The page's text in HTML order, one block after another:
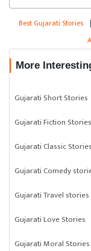
Best Gujarati Stories |
More
Gujarati Short Stories
Gujarati Fiction Stories
Gujarati Classic Stories
Gujarati Comedy
Gujarati Travel stories
Gujarati Love Stories
Gujarati Moral Stories